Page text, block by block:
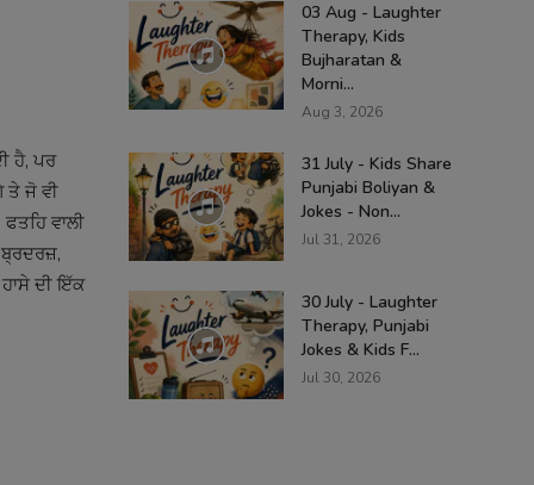
ਹੈ, ਪਰ
ਤੇ ਜੋ ਵੀ
ਵਾਲੀ
ਦੀ ਇੱਕ
03 Aug - Laughter
Therapy, Kids
Bujharatan &
Morni...
Aug 3, 2026
31 July - Kids Share
Punjabi Boliyan &
Jokes - Non...
Jul 31, 2026
30 July - Laughter
Therapy, Punjabi
Jokes & Kids F...
Jul 30, 2026